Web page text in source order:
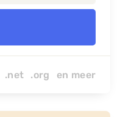
.net .org en meer